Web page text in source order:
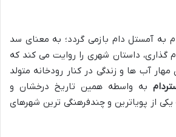
به آمستل دام بازمی گردد؛ به معنای سد
گذاری، داستان شهری را روایت می کند که
آب ها و زندگی در کنار رودخانه متولد
به واسطه همین تاریخ درخشان و
از پویاترین و چندفرهنگی ترین شهرهای